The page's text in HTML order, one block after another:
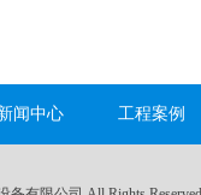
闻中心 工程案例